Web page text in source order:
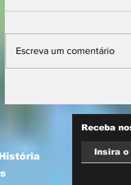
filas de cirurgias
Escreva um comentário
Receba